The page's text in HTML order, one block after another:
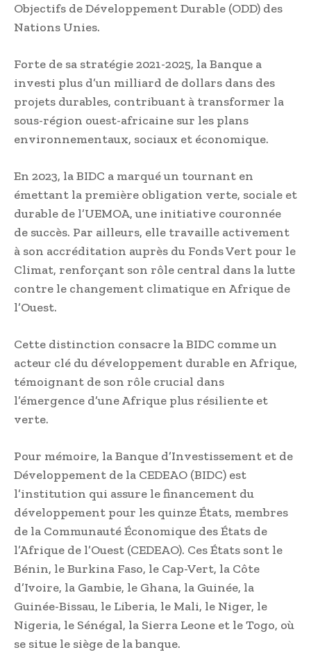
Objectifs de Développement Durable (ODD) des
Nations Unies.
Forte de sa stratégie 2021-2025, la Banque a
investi plus d’un milliard de dollars dans des
projets durables, contribuant à transformer la
sous-région ouest-africaine sur les plans
environnementaux, sociaux et économique.
En 2023, la BIDC a marqué un tournant en
émettant la première obligation verte, sociale et
durable de l’UEMOA, une initiative couronnée
de succès. Par ailleurs, elle travaille activement
à son accréditation auprès du Fonds Vert pour le
Climat, renforçant son rôle central dans la lutte
contre le changement climatique en Afrique de
l’Ouest.
Cette distinction consacre la BIDC comme un
acteur clé du développement durable en Afrique,
témoignant de son rôle crucial dans
l’émergence d’une Afrique plus résiliente et
verte.
Pour mémoire, la Banque d’Investissement et de
Développement de la CEDEAO (BIDC) est
l’institution qui assure le financement du
développement pour les quinze États, membres
de la Communauté Économique des États de
l’Afrique de l’Ouest (CEDEAO). Ces États sont le
Bénin, le Burkina Faso, le Cap-Vert, la Côte
d’Ivoire, la Gambie, le Ghana, la Guinée, la
Guinée-Bissau, le Liberia, le Mali, le Niger, le
Nigeria, le Sénégal, la Sierra Leone et le Togo, où
se situe le siège de la banque.